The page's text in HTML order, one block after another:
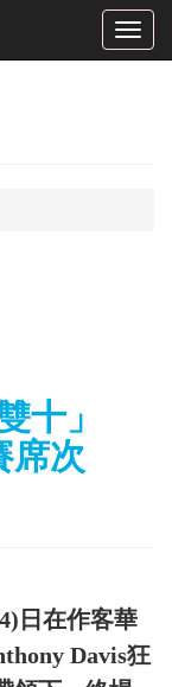
Toggle
十」
席次
日在作客華
Davis狂